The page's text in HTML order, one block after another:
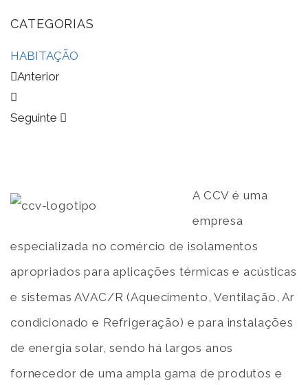
CATEGORIAS
HABITAÇÃO
Anterior
Seguinte
A CCV é uma
empresa
especializada no comércio de isolamentos
apropriados para aplicações térmicas e acústicas
e sistemas AVAC/R (Aquecimento, Ventilação, Ar
condicionado e Refrigeração) e para instalações
de energia solar, sendo há largos anos
fornecedor de uma ampla gama de produtos e